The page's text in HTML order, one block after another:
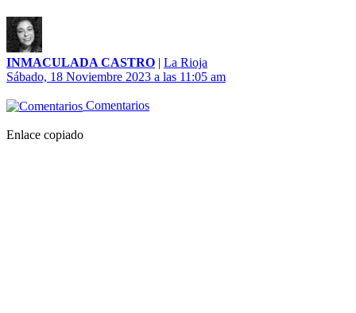
INMACULADA CASTRO | La Rioja
Sábado, 18 Noviembre 2023 a las 11:05 am
Comentarios
Enlace copiado